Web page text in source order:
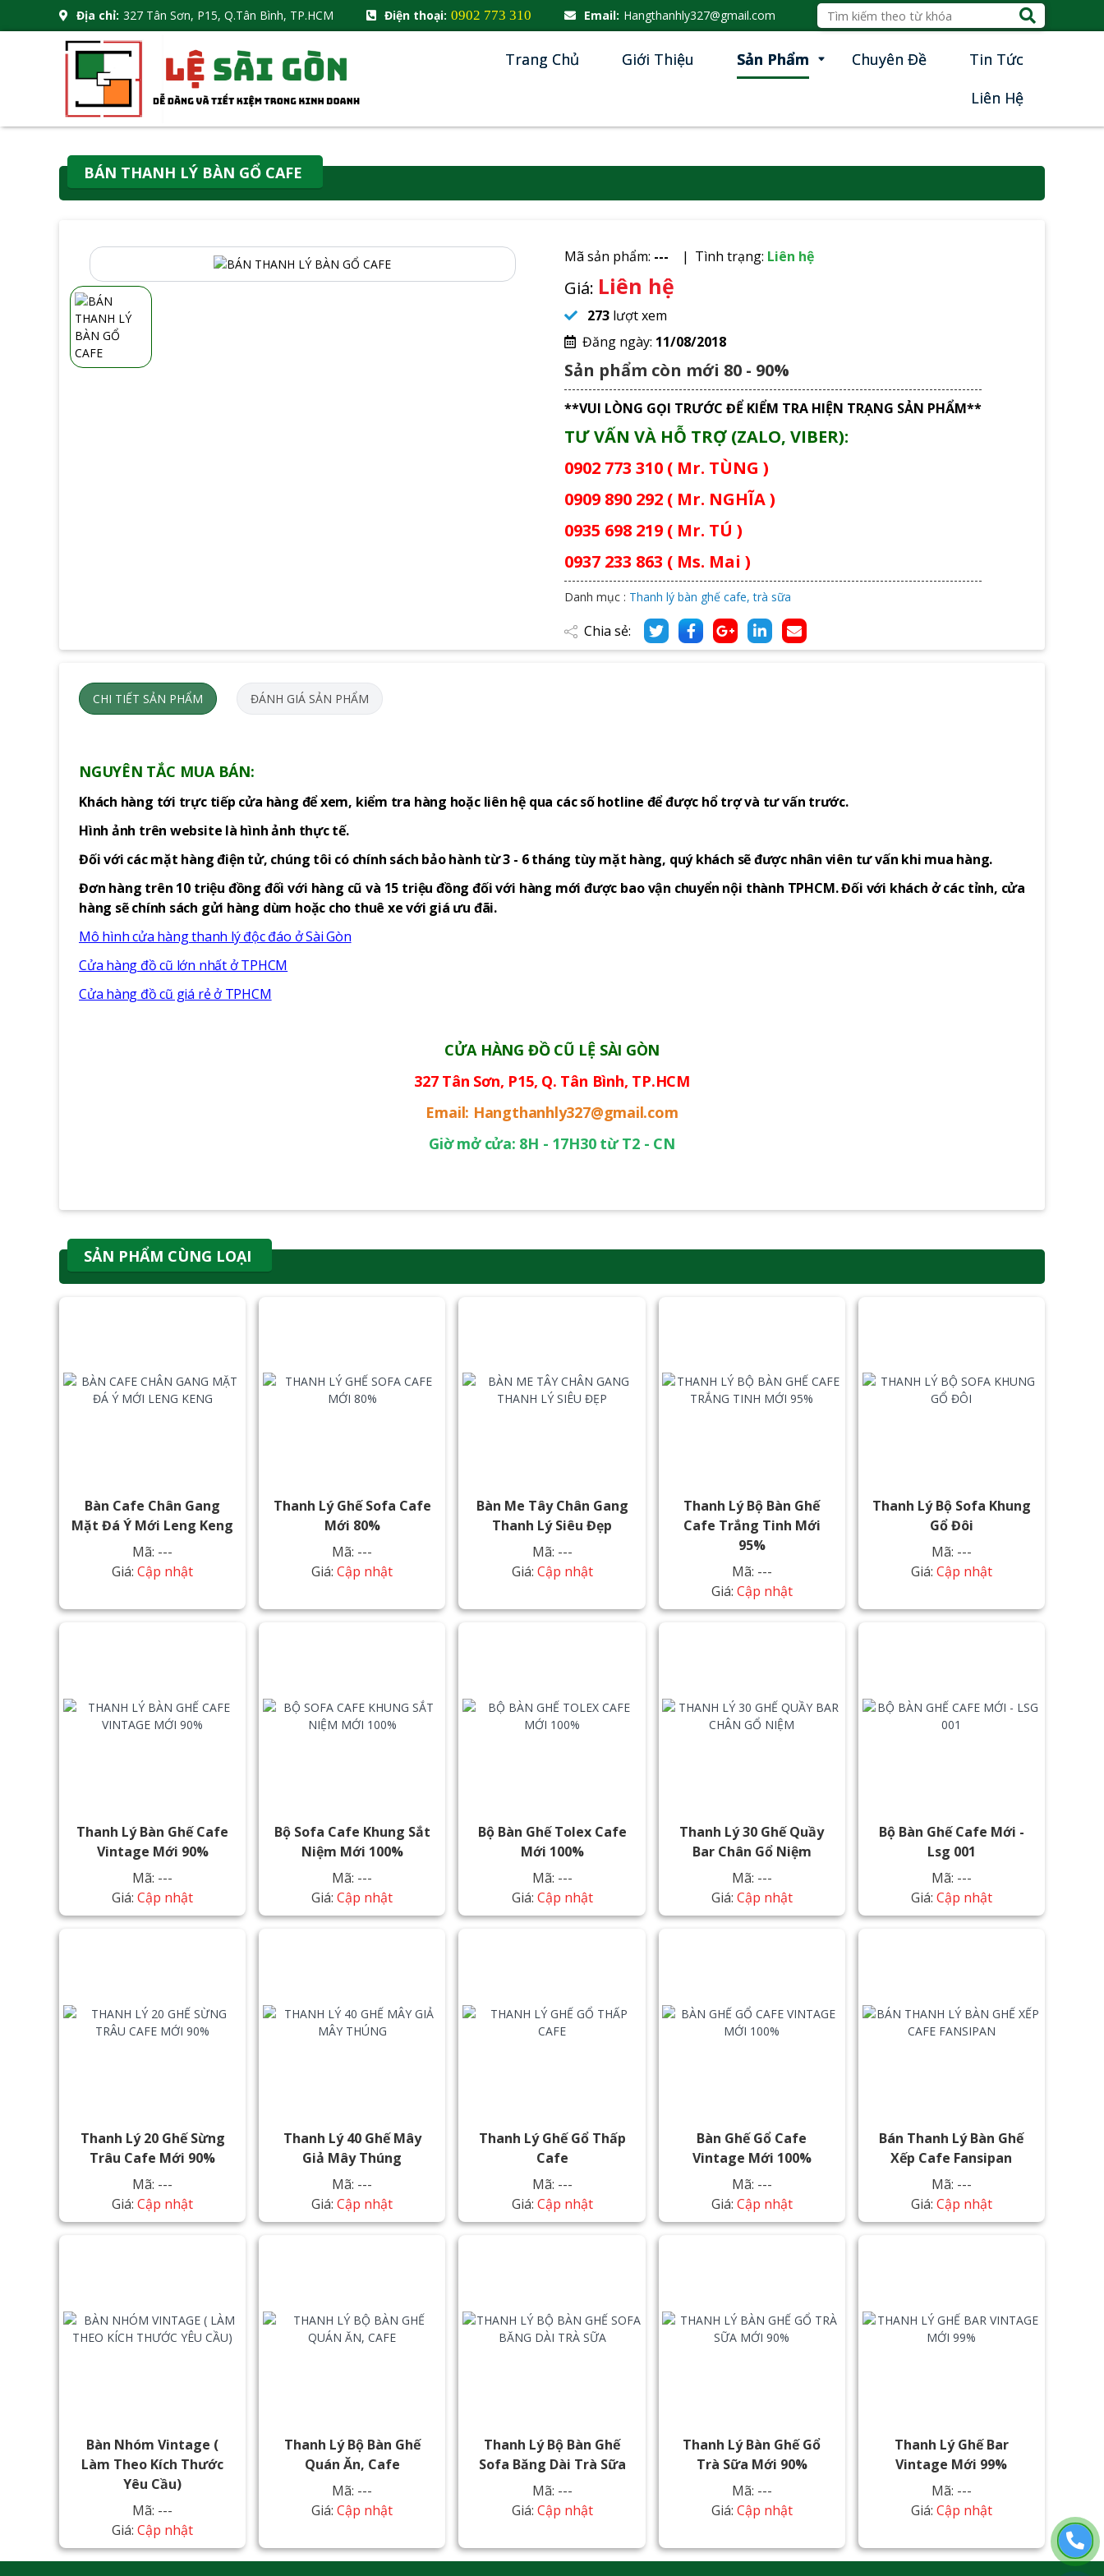
Địa chỉ: 327 Tân Sơn, P15, Q.Tân Bình, TP.HCM Điện thoại: 0902 773 310 Email: Hangthanhly327@gmail.com
Trang Chủ Giới Thiệu Sản Phẩm Chuyên Đề
Tin Tức
Liên Hệ
BÁN THANH LÝ BÀN GỔ CAFE
Mã sản phẩm: --- Tình trạng: Liên hệ
Giá: Liên hệ
273 lượt xem
Đăng ngày: 11/08/2018
Sản phẩm còn mới 80 - 90%
**VUI LÒNG GỌI TRƯỚC ĐỂ KIỂM TRA HIỆN TRẠNG SẢN PHẨM**
TƯ VẤN VÀ HỖ TRỢ (ZALO, VIBER):
0902 773 310 ( Mr. TÙNG )
0909 890 292 ( Mr. NGHĨA )
0935 698 219 ( Mr. TÚ )
0937 233 863 ( Ms. Mai )
Danh mục : Thanh lý bàn ghế cafe, trà sữa
Chia sẻ:
CHI TIẾT SẢN PHẨM ĐÁNH GIÁ SẢN PHẨM
NGUYÊN TẮC MUA BÁN:
Khách hàng tới trực tiếp cửa hàng để xem, kiểm tra hàng hoặc liên hệ qua các số hotline để được hổ trợ và tư vấn trước.
Hình ảnh trên website là hình ảnh thực tế.
Đối với các mặt hàng điện tử, chúng tôi có chính sách bảo hành từ 3 - 6 tháng tùy mặt hàng, quý khách sẽ được nhân viên tư vấn khi mua hàng.
Đơn hàng trên 10 triệu đồng đối với hàng cũ và 15 triệu đồng đối với hàng mới được bao vận chuyển nội thành TPHCM. Đối với khách ở các tỉnh, cửa
hàng sẽ chính sách gửi hàng dùm hoặc cho thuê xe với giá ưu đãi.
Mô hình cửa hàng thanh lý độc đáo ở Sài Gòn
Cửa hàng đồ cũ lớn nhất ở TPHCM
Cửa hàng đồ cũ giá rẻ ở TPHCM
CỬA HÀNG ĐỒ CŨ LỆ SÀI GÒN
327 Tân Sơn, P15, Q. Tân Bình, TP.HCM
Email: Hangthanhly327@gmail.com
Giờ mở cửa: 8H - 17H30 từ T2 - CN
SẢN PHẨM CÙNG LOẠI
Bàn Cafe Chân Gang
Mặt Đá Ý Mới Leng Keng
Mã: ---
Giá:Cập nhật
Thanh Lý Ghế Sofa Cafe
Mới 80%
Mã: ---
Giá:Cập nhật
Bàn Me Tây Chân Gang
Thanh Lý Siêu Đẹp
Mã: ---
Giá: Cập nhật
Thanh Lý Bộ Bàn Ghế
Cafe Trắng Tinh Mới
95%
Mã: ---
Giá: Cập nhật
Thanh Lý Bộ Sofa Khung
Gổ Đôi
Mã: ---
Giá: Cập nhật
Thanh Lý Bàn Ghế Cafe
Vintage Mới 90%
Mã: ---
Giá:Cập nhật
Bộ Sofa Cafe Khung Sắt
Niệm Mới 100%
Mã: ---
Giá:Cập nhật
Bộ Bàn Ghế Tolex Cafe
Mới 100%
Mã: ---
Giá: Cập nhật
Thanh Lý 30 Ghế Quầy
Bar Chân Gổ Niệm
Mã: ---
Giá: Cập nhật
Bộ Bàn Ghế Cafe Mới -
Lsg 001
Mã: ---
Giá: Cập nhật
Thanh Lý 20 Ghế Sừng
Trâu Cafe Mới 90%
Mã: ---
Giá:Cập nhật
Thanh Lý 40 Ghế Mây
Giả Mây Thúng
Mã: ---
Giá:Cập nhật
Thanh Lý Ghế Gổ Thấp
Cafe
Mã: ---
Giá: Cập nhật
Bàn Ghế Gổ Cafe
Vintage Mới 100%
Mã: ---
Giá: Cập nhật
Bán Thanh Lý Bàn Ghế
Xếp Cafe Fansipan
Mã: ---
Giá: Cập nhật
Bàn Nhóm Vintage (
Làm Theo Kích Thước
Yêu Cầu)
Mã: ---
Giá:Cập nhật
Thanh Lý Bộ Bàn Ghế
Quán Ăn, Cafe
Mã: ---
Giá:Cập nhật
Thanh Lý Bộ Bàn Ghế
Sofa Băng Dài Trà Sữa
Mã: ---
Giá: Cập nhật
Thanh Lý Bàn Ghế Gổ
Trà Sữa Mới 90%
Mã: ---
Giá: Cập nhật
Thanh Lý Ghế Bar
Vintage Mới 99%
Mã: ---
Giá: Cập nhật